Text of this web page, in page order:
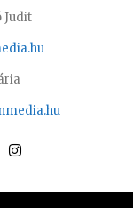
Judit